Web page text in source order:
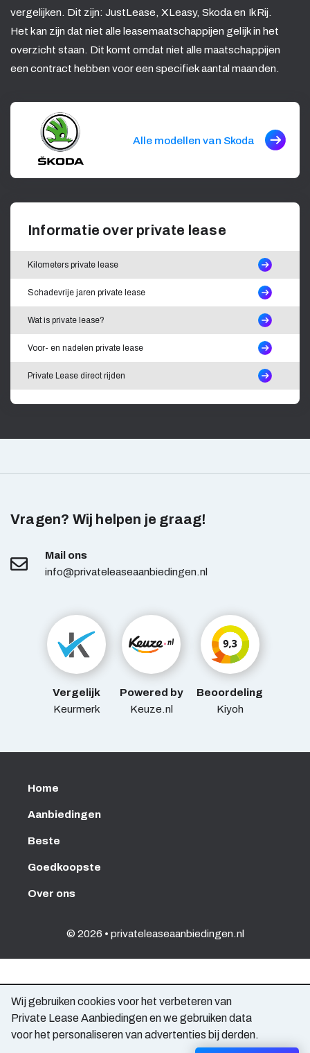
Wij gebruiken cookies voor het verbeteren van
Private Lease Aanbiedingen en we gebruiken data
voor het personaliseren van advertenties bij derden.
vergelijken. Dit zijn: JustLease, XLeasy, Skoda en IkRij.
Het kan zijn dat niet alle leasemaatschappijen gelijk in het
overzicht staan. Dit komt omdat niet alle maatschappijen
een contract hebben voor een specifiek aantal maanden.
Alle modellen van Skoda
Informatie over private lease
Kilometers private lease
Schadevrije jaren private lease
Wat is private lease?
Voor- en nadelen private lease
Private Lease direct rijden
Vragen? Wij helpen je graag!
Mail ons
info@privateleaseaanbiedingen.nl
Vergelijk
Keurmerk
Powered by
Keuze.nl
Beoordeling
Kiyoh
© 2026 • privateleaseaanbiedingen.nl
Home
Aanbiedingen
Beste
Goedkoopste
Over ons